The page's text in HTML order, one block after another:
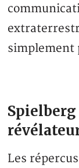
simplement
Les